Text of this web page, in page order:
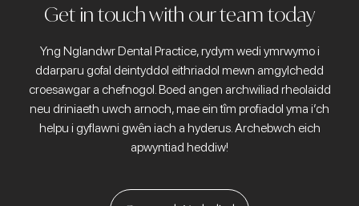
Get in touch with our team today
Yng Nglandwr Dental Practice, rydym wedi ymrwymo i
ddarparu gofal deintyddol eithriadol mewn amgylchedd
croesawgar a chefnogol. Boed angen archwiliad rheolaidd
neu driniaeth uwch arnoch, mae ein tîm profiadol yma i’ch
helpu i gyflawni gwên iach a hyderus. Archebwch eich
apwyntiad heddiw!